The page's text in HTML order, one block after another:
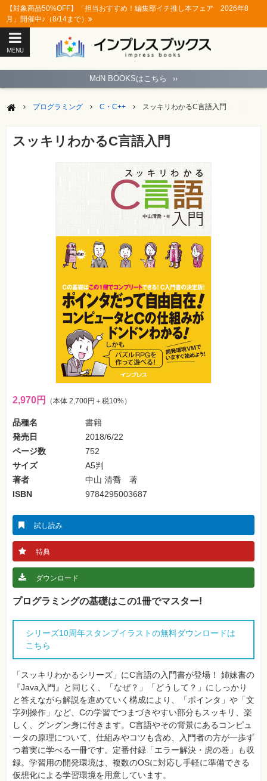
【対象商品50%OFF】「担当おすすめ！編集部イチ推し本フェア 2026年8
月」開催中♪（8/14まで）
MENU
ペ
ジ
ソ
コ
グ
ビ
ジ
ネ
ス・
み
物
ラ・
写
真
資
格
試
験
プ
グ
グ
ネ
ッ
ワ
ー
ク・
テ
ク
ロ
ジ
ー
MdN BOOKSはこちら ››
プログラミング C・C++ スッキリわかるC言語入門
スッキリわかるC言語入門
2,970円 （本体 2,700円＋税10%）
品種名
書籍
発売日
2018/6/22
ページ数
752
サイズ
A5判
著者
中山 清喬 著
ISBN
9784295003687
試し読み
特典
ダウンロード
プログラミングの基礎はこの1冊でマスター!
シリーズ10周年スタンプイラストの無料ダウンロードは
こちら
「スッキリわかるシリーズ」にC言語の入門書が登場！ 姉妹書の
『Java入門』と同じく、「なぜ？」「どうして？」にしっかり
と答えながら解説を進めていく構成により、「ポインタ」や「文
字列操作」など、Cの学習でつまづきやすい部分もスッキリ、楽
しく、グングン身に付きます。C言語やその背景にあるコンピュ
ータの原理について、仕組みやコツも含め、入門者の方が一歩ず
つ着実に学べる一冊です。定番付録「エラー解決・虎の巻」も収
録。学習用の開発環境は、複数のOSに対応し手軽に準備できる
仮想化による学習環境を用意しています。